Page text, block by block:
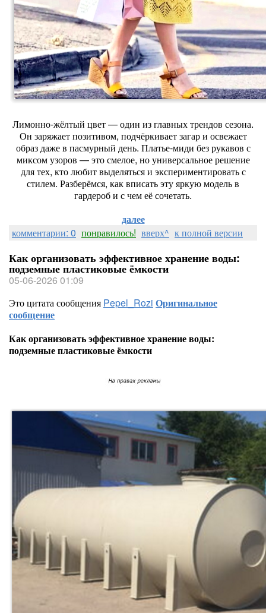
Лимонно‑жёлтый цвет — один из главных трендов сезона.
Он заряжает позитивом, подчёркивает загар и освежает
образ даже в пасмурный день. Платье‑миди без рукавов с
миксом узоров — это смелое, но универсальное решение
для тех, кто любит выделяться и экспериментировать с
стилем. Разберёмся, как вписать эту яркую модель в
гардероб и с чем её сочетать.
далее
комментарии: 0 понравилось! вверх^ к полной версии
Как организовать эффективное хранение воды:
подземные пластиковые ёмкости
05-06-2026 01:09
Это цитата сообщения Pepel_Rozi Оригинальное
сообщение
Как организовать эффективное хранение воды:
подземные пластиковые ёмкости